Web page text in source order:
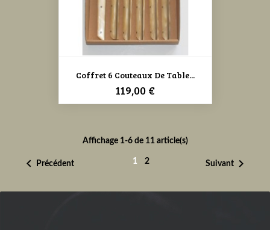
Coffret 6 Couteaux De Table...
Prix
119,00 €
Affichage 1-6 de 11 article(s)
 Précédent 1 2 Suivant 